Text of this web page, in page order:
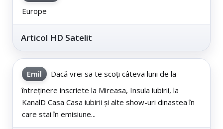
Europe
Articol HD Satelit
Emil
Dacă vrei sa te scoți câteva luni de la
întreținere inscriete la Mireasa, Insula iubirii, la
KanalD Casa Casa iubirii și alte show-uri dinastea în
care stai în emisiune...